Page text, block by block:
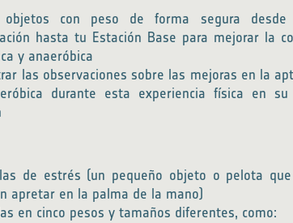
objetos con peso de forma segura
hasta tu Estación Base para mejorar la
y anaeróbica
las observaciones sobre las mejoras en la
durante esta experiencia física en
de estrés (un pequeño objeto o pelota
apretar en la palma de la mano)
en cinco pesos y tamaños diferentes, como: